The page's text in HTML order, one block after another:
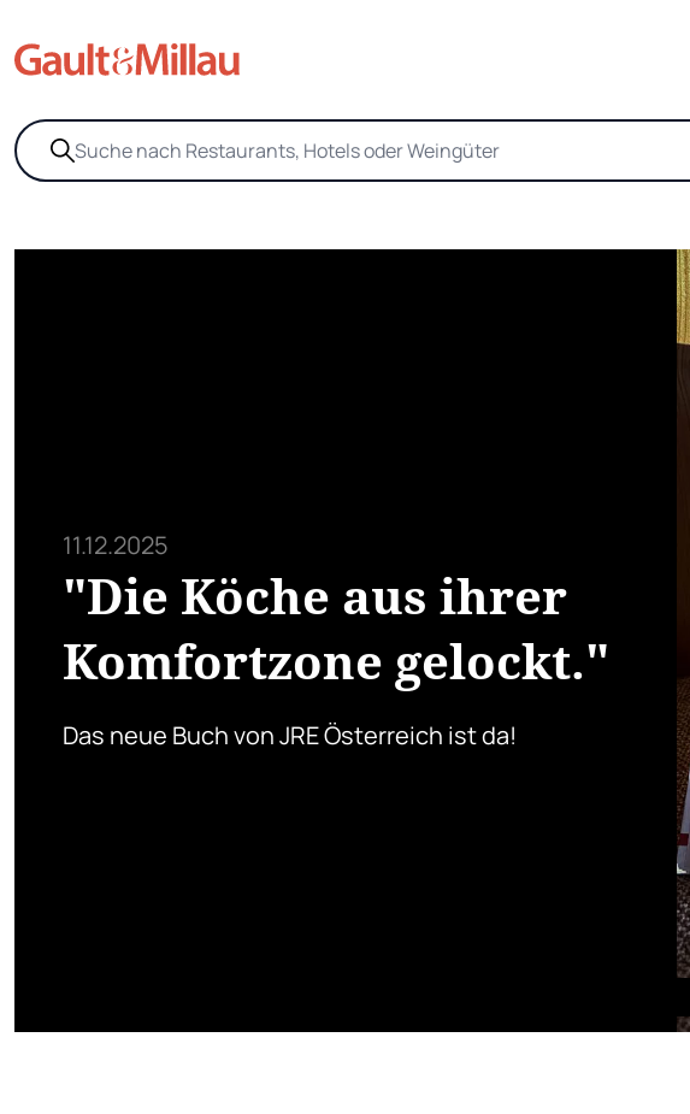
11.12.2025
"Die Köche aus ihrer
Komfortzone gelockt."
Das neue Buch von JRE Österreich ist da!